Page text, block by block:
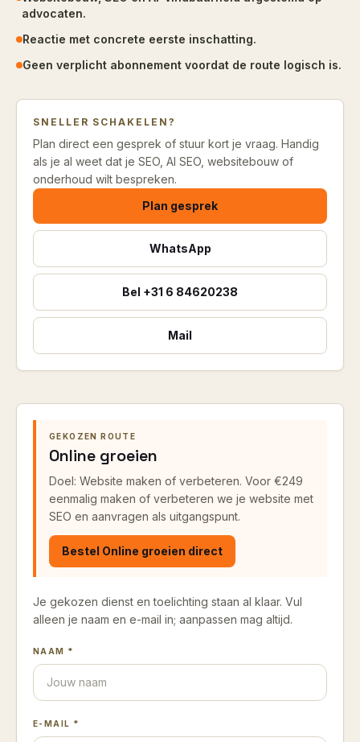
advocaten.
Reactie met concrete eerste inschatting.
Geen verplicht abonnement voordat de route logisch is.
SNELLER SCHAKELEN?
Plan direct een gesprek of stuur kort je vraag. Handig
als je al weet dat je SEO, AI SEO, websitebouw of
onderhoud wilt bespreken.
Plan gesprek
WhatsApp
Bel +31 6 84620238
Mail
GEKOZEN ROUTE
Online groeien
Doel: Website maken of verbeteren. Voor €249
eenmalig maken of verbeteren we je website met
SEO en aanvragen als uitgangspunt.
Bestel Online groeien direct
Je gekozen dienst en toelichting staan al klaar. Vul
alleen je naam en e-mail in; aanpassen mag altijd.
NAAM *
E-MAIL *